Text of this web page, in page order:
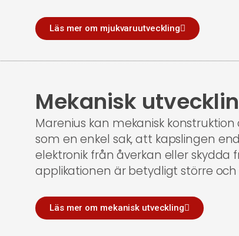
Läs mer om mjukvaruutveckling
Mekanisk
Marenius kan mekanisk
som en enkel sak, att kapslingen
elektronik från åverkan eller skydda
applikationen är betydligt större och
Läs mer om mekanisk utveckling